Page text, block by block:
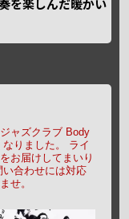
を楽しんだ暖かい
ャズクラブ Body
りました。
ライ
お届けしてまいり
合わせには対応
せ。